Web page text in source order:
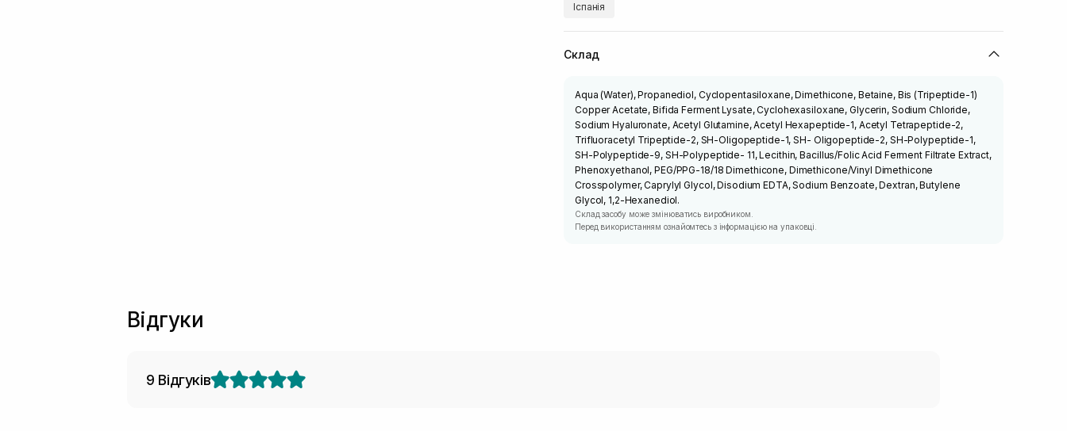
Іспанія
Склад
Aqua (Water), Propanediol, Cyclopentasiloxane, Dimethicone, Betaine, Bis (Tripeptide-1)
Copper Acetate, Bifida Ferment Lysate, Cyclohexasiloxane, Glycerin, Sodium Chloride,
Sodium Hyaluronate, Acetyl Glutamine, Acetyl Hexapeptide-1, Acetyl Tetrapeptide-2,
Trifluoracetyl Tripeptide-2, SH-Oligopeptide-1, SH- Oligopeptide-2, SH-Polypeptide-1,
SH-Polypeptide-9, SH-Polypeptide- 11, Lecithin, Bacillus/Folic Acid Ferment Filtrate Extract,
Phenoxyethanol, PEG/PPG-18/18 Dimethicone, Dimethicone/Vinyl Dimethicone
Crosspolymer, Caprylyl Glycol, Disodium EDTA, Sodium Benzoate, Dextran, Butylene
Glycol, 1,2-Hexanediol.
Склад засобу може змінюватись виробником.
Перед використанням ознайомтесь з інформацією на упаковці.
Відгуки
9 Відгуків